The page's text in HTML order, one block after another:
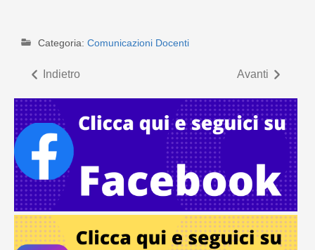
Categoria: Comunicazioni Docenti
Indietro Avanti